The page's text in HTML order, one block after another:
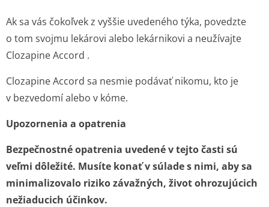
Ak sa vás čokoľvek z vyššie uvedeného týka, povedzte
o tom svojmu lekárovi alebo lekárnikovi a neužívajte
Clozapine Accord .
Clozapine Accord sa nesmie podávať nikomu, kto je
v bezvedomí alebo v kóme.
Upozornenia a opatrenia
Bezpečnostné opatrenia uvedené v tejto časti sú
veľmi dôležité. Musíte konať v súlade s nimi, aby sa
minimalizovalo riziko závažných, život ohrozujúcich
nežiaducich účinkov.